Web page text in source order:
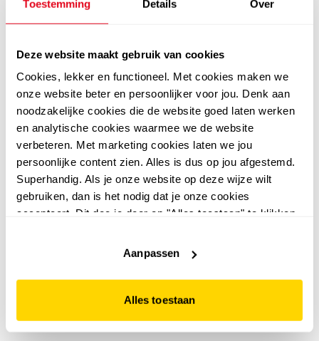
Toestemming Details Over
Deze website maakt gebruik van cookies
Cookies, lekker en functioneel. Met cookies maken we
onze website beter en persoonlijker voor jou. Denk aan
noodzakelijke cookies die de website goed laten werken
en analytische cookies waarmee we de website
verbeteren. Met marketing cookies laten we jou
persoonlijke content zien. Alles is dus op jou afgestemd.
Superhandig. Als je onze website op deze wijze wilt
gebruiken, dan is het nodig dat je onze cookies
accepteert. Dit doe je door op "Alles toestaan" te klikken.
website niet optimaal functioneert.
Aanpassen
Alles toestaan